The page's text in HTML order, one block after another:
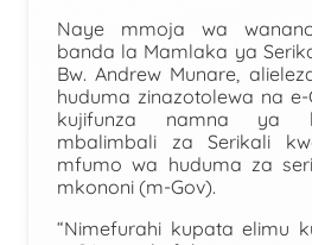
Naye mmoja wa
banda la Mamlaka ya
Bw. Andrew Munare,
huduma zinazotolewa na
kujifunza namna ya
mbalimbali za Serikali
mfumo wa huduma za
mkononi (m-Gov).
“Nimefurahi kupata elimu